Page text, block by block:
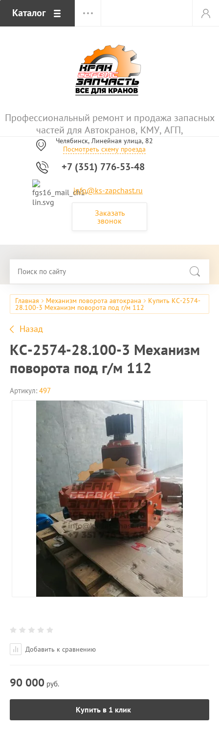
Каталог
Профессиональный ремонт и продажа запасных
частей для Автокранов, КМУ, АГП,
Челябинск, Линейная улица, 82
Посмотреть схему проезда
+7 (351) 776-53-48
info@ks-zapchast.ru
Заказать
звонок
Главная Механизм поворота автокрана Купить КС-2574-
28.100-3 Механизм поворота под г/м 112
Назад
КС-2574-28.100-3 Механизм
поворота под г/м 112
Артикул: 497
Добавить к сравнению
90 000 руб.
Купить в 1 клик